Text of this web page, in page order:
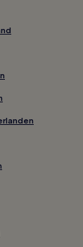
Hotels
Air Force
of
Club Park